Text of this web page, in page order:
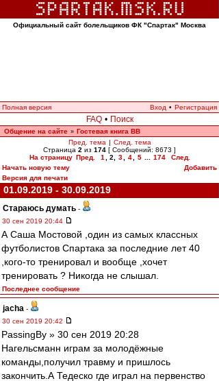
Официальный сайт болельщиков ФК "Спартак" Москва
Полная версия Вход • Регистрация
FAQ • Поиск
Общение на сайте » Гостевая книга ВВ
Пред. тема | След. тема
Страница 2 из 174 [ Сообщений: 8673 ]
На страницу Пред. 1 2 3 4 5 174
След.
Начать новую тему
Добавить
Версия для печати
01.09.2019 - 30.09.2019
Стараюсь думать -
30 сен 2019 20:44
А Саша Мостовой ,один из самых классных
футболистов Спартака за последние лет 40
,кого-то тренировал и вообще ,хочет
тренировать ? Никогда не слышал.
Последнее сообщение
jacha -
30 сен 2019 20:42
PassingBy » 30 сен 2019 20:28
Нагельсманн играм за молодёжные
команды,получил травму и пришлось
закончить.А Тедеско где играл на первенство